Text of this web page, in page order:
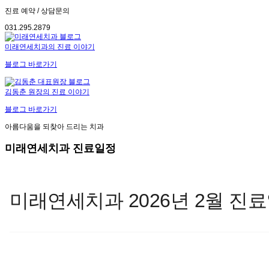
진료 예약 / 상담문의
031.295.2879
미래연세치과의 진료 이야기
블로그 바로가기
김동춘 원장의 진료 이야기
블로그 바로가기
아름다움을 되찾아 드리는 치과
미래연세치과 진료일정
미래연세치과 2026년 2월 진